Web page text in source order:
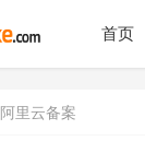
首页
阿里云备案